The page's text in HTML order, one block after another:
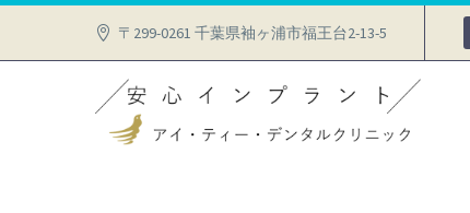
〒299-0261 千葉県袖ヶ浦市福王台2-13-5